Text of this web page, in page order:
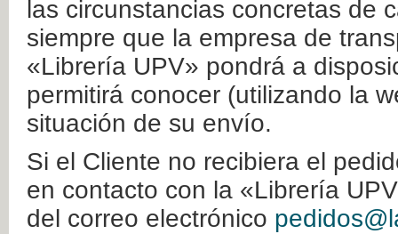
las circunstancias concretas de
siempre que la empresa de
«Librería UPV» pondrá a
permitirá conocer (utilizando la
situación de su envío.
Si el Cliente no recibiera el
en contacto con la «Librería
del correo electrónico